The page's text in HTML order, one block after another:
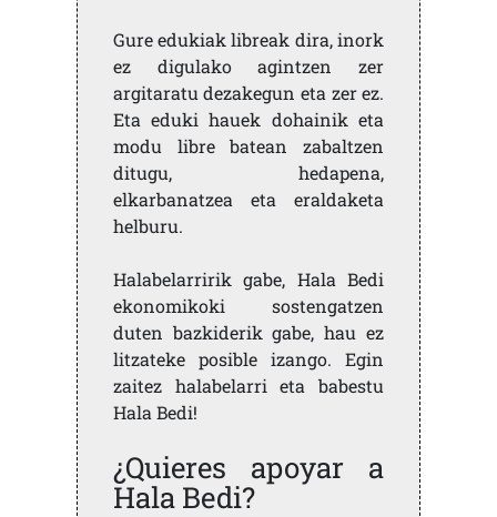
Gure edukiak libreak dira, inork
ez digulako agintzen zer
argitaratu dezakegun eta zer ez.
Eta eduki hauek dohainik eta
modu libre batean zabaltzen
ditugu, hedapena,
elkarbanatzea eta eraldaketa
helburu.
Halabelarririk gabe, Hala Bedi
ekonomikoki sostengatzen
duten bazkiderik gabe, hau ez
litzateke posible izango. Egin
zaitez halabelarri eta babestu
Hala Bedi!
¿Quieres apoyar a
Hala Bedi?